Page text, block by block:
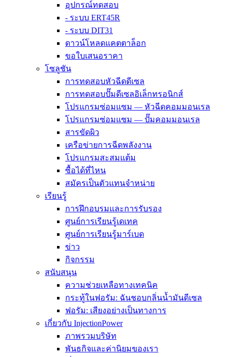
อุปกรณ์ทดสอบ
- ระบบ ERT45R
- ระบบ DIT31
ดาวน์โหลดแคตตาล็อก
ขอใบเสนอราคา
โซลูชัน
การทดสอบหัวฉีดดีเซล
การทดสอบปั๊มดีเซลอิเล็กทรอนิกส์
โปรแกรมซ่อมแซม — หัวฉีดคอมมอนเรล
โปรแกรมซ่อมแซม — ปั๊มคอมมอนเรล
สารขัดผิว
เครือข่ายการฉีดพลังงาน
โปรแกรมสะสมแต้ม
ซื้อได้ที่ไหน
สมัครเป็นตัวแทนจำหน่าย
เรียนรู้
การฝึกอบรมและการรับรอง
ศูนย์การเรียนรู้เดเทค
ศูนย์การเรียนรู้มาร์เบด
ข่าว
กิจกรรม
สนับสนุน
ความช่วยเหลือทางเทคนิค
กระทู้ในฟอรัม: ฉันชอบกลิ่นน้ำมันดีเซล
ฟอรัม: เสียงอย่างเป็นทางการ
เกี่ยวกับ InjectionPower
ภาพรวมบริษัท
พันธกิจและค่านิยมของเรา